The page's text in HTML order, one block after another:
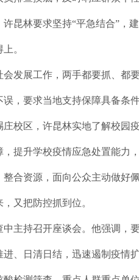
昆林要求坚持“平急结合”，
。
会发展工作，两手都要抓、都
，要求当地支持保障具备条
校区，许昆林实地了解校园
提升学校疫情应急处置能力
合资源，面向公众主动做好
又把防控抓到位。
中主持召开座谈会。他强调，
进、日清日结，迅速遏制疫情